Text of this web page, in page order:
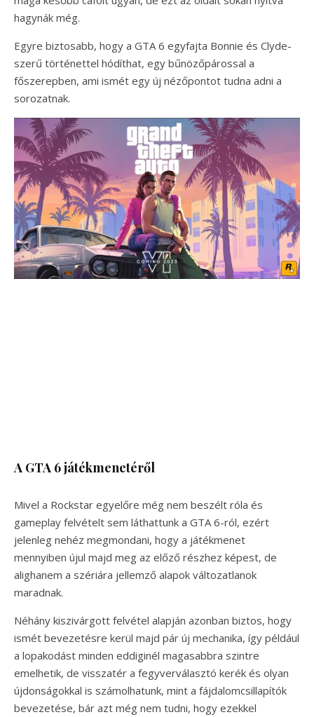
hagynák még.
Egyre biztosabb, hogy a GTA 6 egyfajta Bonnie és Clyde-
szerű történettel hódíthat, egy bűnözőpárossal a
főszerepben, ami ismét egy új nézőpontot tudna adni a
sorozatnak.
A GTA 6 játékmenetéről
Mivel a Rockstar egyelőre még nem beszélt róla és
gameplay felvételt sem láthattunk a GTA 6-ról, ezért
jelenleg nehéz megmondani, hogy a játékmenet
mennyiben újul majd meg az előző részhez képest, de
alighanem a szériára jellemző alapok változatlanok
maradnak.
Néhány kiszivárgott felvétel alapján azonban biztos, hogy
ismét bevezetésre kerül majd pár új mechanika, így például
a lopakodást minden eddiginél magasabbra szintre
emelhetik, de visszatér a fegyverválasztó kerék és olyan
újdonságokkal is számolhatunk, mint a fájdalomcsillapítók
bevezetése, bár azt még nem tudni, hogy ezekkel